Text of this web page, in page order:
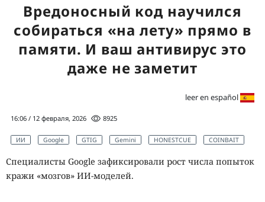
Вредоносный код научился
собираться «на лету» прямо в
памяти. И ваш антивирус это
даже не заметит
leer en español
16:06 / 12 февраля, 2026 8925
ИИ Google GTIG Gemini HONESTCUE COINBAIT
Специалисты Google зафиксировали рост числа попыток
кражи «мозгов» ИИ-моделей.